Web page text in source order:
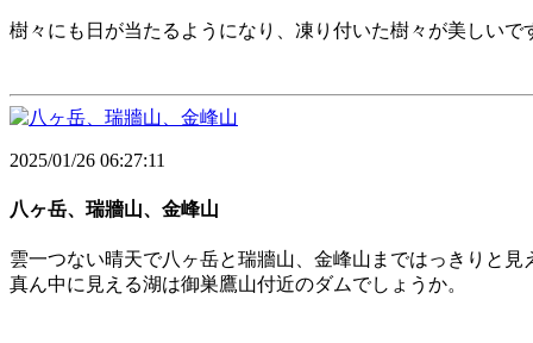
樹々にも日が当たるようになり、凍り付いた樹々が美しいで
2025/01/26 06:27:11
八ヶ岳、瑞牆山、金峰山
雲一つない晴天で八ヶ岳と瑞牆山、金峰山まではっきりと見
真ん中に見える湖は御巣鷹山付近のダムでしょうか。